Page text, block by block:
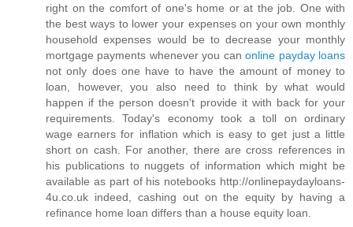
right on the comfort of one's home or at the job. One with
the best ways to lower your expenses on your own monthly
household expenses would be to decrease your monthly
mortgage payments whenever you canonline payday loans
not only does one have to have the amount of money to
loan, however, you also need to think by what would
happen if the person doesn't provide it with back for your
requirements. Today's economy took a toll on ordinary
wage earners for inflation which is easy to get just a little
short on cash. For another, there are cross references in
his publications to nuggets of information which might be
available as part of his notebooks http://onlinepaydayloans-
4u.co.uk indeed, cashing out on the equity by having a
refinance home loan differs than a house equity loan.